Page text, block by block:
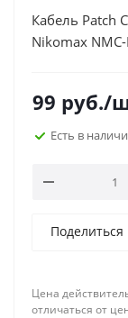
Кабель Patch
Nikomax
99 руб./
Есть в
Поделиться
Цена
отличаться от